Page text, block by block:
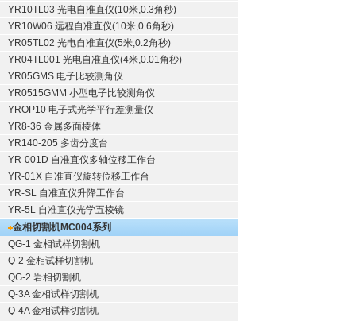
YR10TL03 光电自准直仪(10米,0.3角秒)
YR10W06 远程自准直仪(10米,0.6角秒)
YR05TL02 光电自准直仪(5米,0.2角秒)
YR04TL001 光电自准直仪(4米,0.01角秒)
YR05GMS 电子比较测角仪
YR0515GMM 小型电子比较测角仪
YROP10 电子式光学平行差测量仪
YR8-36 金属多面棱体
YR140-205 多齿分度台
YR-001D 自准直仪多轴位移工作台
YR-01X 自准直仪旋转位移工作台
YR-SL 自准直仪升降工作台
YR-5L 自准直仪光学五棱镜
金相切割机MC004系列
QG-1 金相试样切割机
Q-2 金相试样切割机
QG-2 岩相切割机
Q-3A 金相试样切割机
Q-4A 金相试样切割机